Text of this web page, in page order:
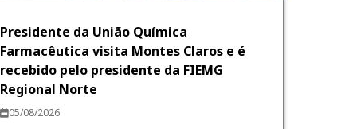
Presidente da União Química
Farmacêutica visita Montes Claros e é
recebido pelo presidente da FIEMG
Regional Norte
05/08/2026